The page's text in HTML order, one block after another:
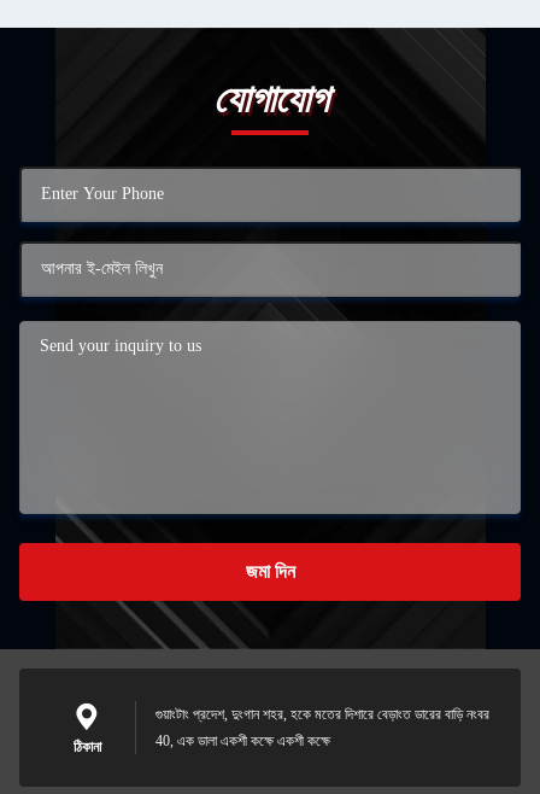
যোগাযোগ
জমা দিন
ঠিকানা
গুয়াংটাং প্রদেশ, দুংগান শহর, হকে মতের দিশারে বেড়াংত ডারের বাড়ি নংবর
40, এক ডালা একশী কক্ষে একশী কক্ষে